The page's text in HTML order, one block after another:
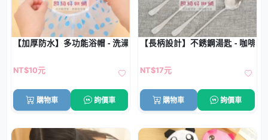
【加厚防水】多功能浴帽 - 洗澡化妝防油煙鬆緊設計
NT$10元
購物車 詢價車
【長柄設計】不銹鋼湯匙 - 咖啡攪
NT$17元
購物車 詢價車